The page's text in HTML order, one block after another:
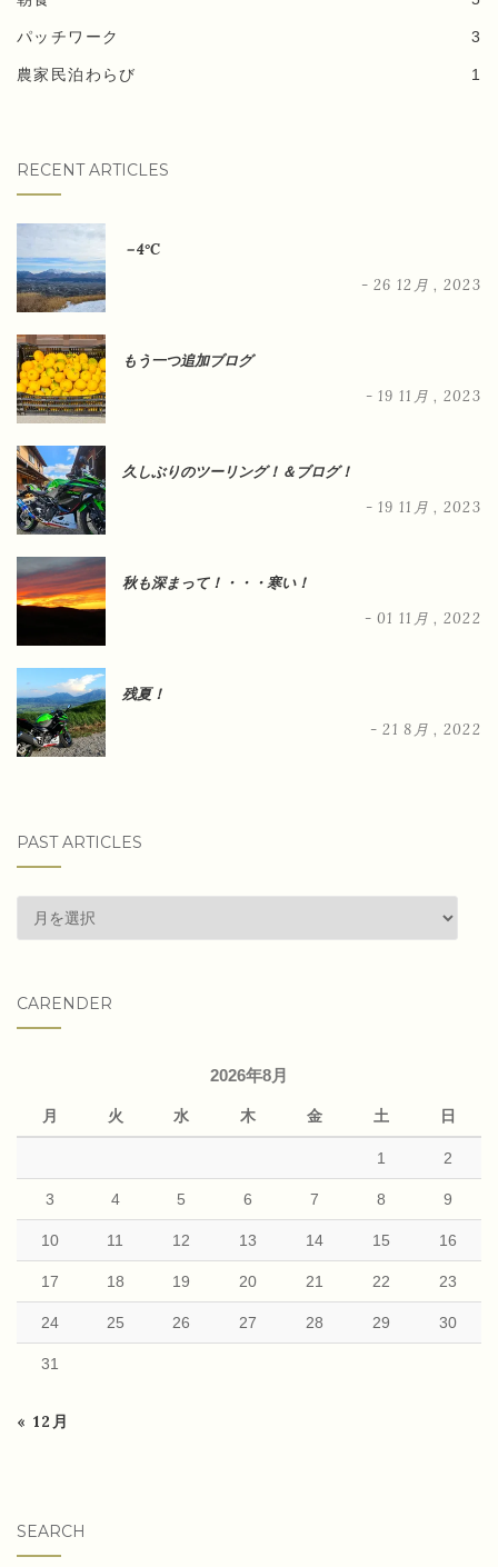
パッチワーク 3
農家民泊わらび 1
RECENT ARTICLES
－4°C
- 26 12月 , 2023
もう一つ追加ブログ
- 19 11月 , 2023
久しぶりのツーリング！＆ブログ！
- 19 11月 , 2023
秋も深まって！・・・寒い！
- 01 11月 , 2022
残夏！
- 21 8月 , 2022
PAST ARTICLES
past
articles
CARENDER
2026年8月
月 火 水 木 金 土 日
1 2
3 4 5 6 7 8 9
10 11 12 13 14 15 16
17 18 19 20 21 22 23
24 25 26 27 28 29 30
31
« 12月
SEARCH